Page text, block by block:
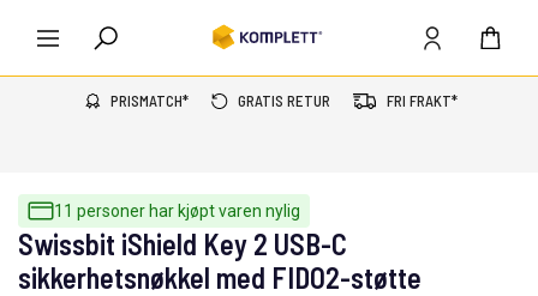
PRISMATCH* GRATIS RETUR FRI FRAKT*
11 personer har kjøpt varen nylig
Swissbit iShield Key 2 USB-C
sikkerhetsnøkkel med FIDO2-støtte